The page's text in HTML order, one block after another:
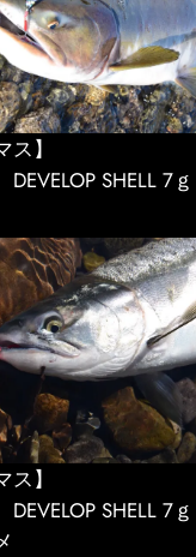
ス】
SHELL 7
ス】
SHELL 7